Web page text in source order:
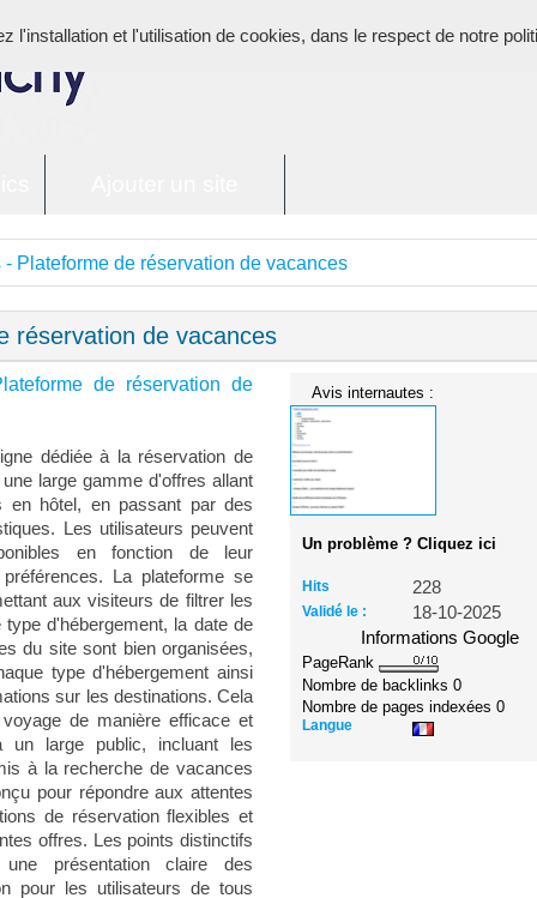
Plateforme de réservation de vacances
réservation de vacances
de réservation de
dédiée à la réservation de
large gamme d'offres allant
en hôtel, en passant par des
Les utilisateurs peuvent
en fonction de leur
La plateforme se
aux visiteurs de filtrer les
d'hébergement, la date de
du site sont bien organisées,
type d'hébergement ainsi
sur les destinations. Cela
de manière efficace et
un large public, incluant les
à la recherche de vacances
pour répondre aux attentes
de réservation flexibles et
offres. Les points distinctifs
présentation claire des
pour les utilisateurs de tous
Avis internautes :
Un problème ? Cliquez ici
Hits 228
Validé le :
18-10-2025
Informations Google
PageRank
Nombre de backlinks0
Nombre de pages indexées0
Langue
l'installation et l'utilisation de cookies, dans le respect de notre